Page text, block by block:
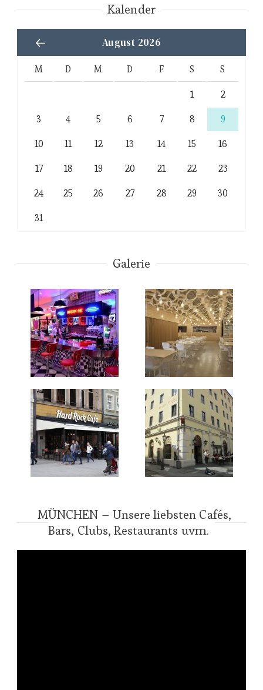
Kalender
August 2026
M D M D F S S
1
2
3
4 5 6 7 8
9
10
11 12 13 14 15
16
17
18 19 20 21 22
23
24
25 26 27 28 29
30
31
Galerie
MÜNCHEN – Unsere liebsten Cafés,
Bars, Clubs, Restaurants uvm.